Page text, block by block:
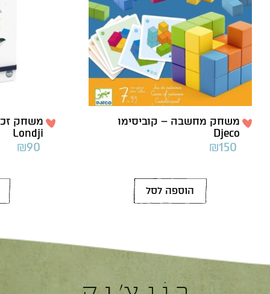
משחק מחשבה – קוביסימו
Djeco
₪150
הוספה לסל
משחק
Londji
₪90